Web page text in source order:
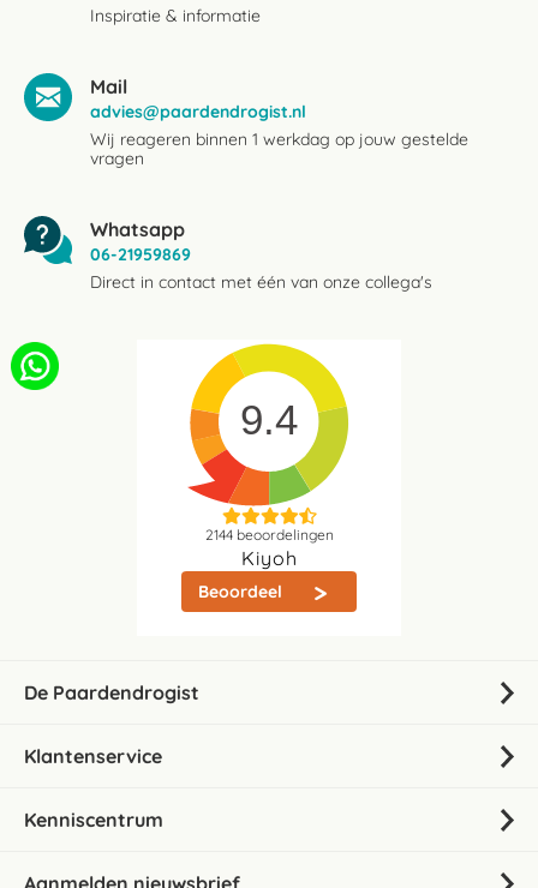
Inspiratie & informatie
Mail
advies@paardendrogist.nl
Wij reageren binnen 1 werkdag op jouw gestelde
vragen
Whatsapp
06-21959869
Direct in contact met één van onze collega's
9.4
2144beoordelingen
Kiyoh
Beoordeel
De Paardendrogist
Klantenservice
Kenniscentrum
Aanmelden nieuwsbrief